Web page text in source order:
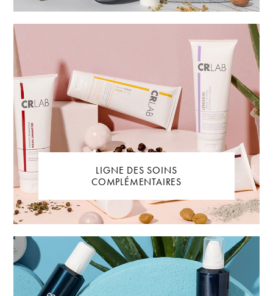
LIGNE DES SOINS
COMPLÉMENTAIRES